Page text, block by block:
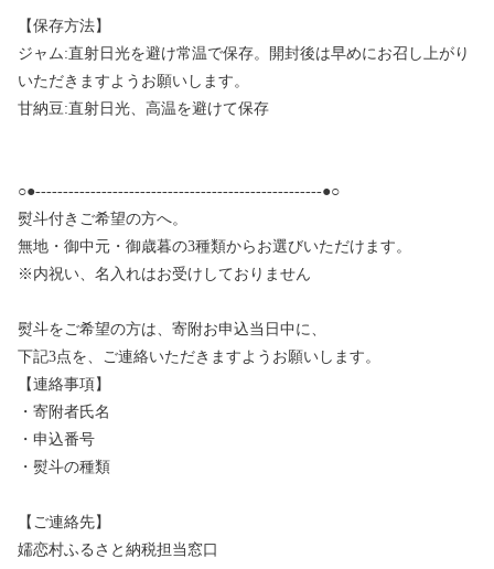
【保存方法】
ジャム:直射日光を避け常温で保存。開封後は早めにお召し上がり
いただきますようお願いします。
甘納豆:直射日光、高温を避けて保存
○●----------------------------------------------------●○
熨斗付きご希望の方へ。
無地・御中元・御歳暮の3種類からお選びいただけます。
※内祝い、名入れはお受けしておりません
熨斗をご希望の方は、寄附お申込当日中に、
下記3点を、ご連絡いただきますようお願いします。
【連絡事項】
・寄附者氏名
・申込番号
・熨斗の種類
【ご連絡先】
嬬恋村ふるさと納税担当窓口